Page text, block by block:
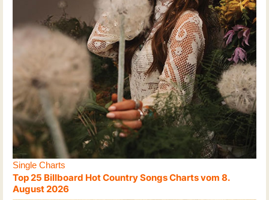
Single Charts
Top 25 Billboard Hot Country Songs Charts vom 8.
August 2026